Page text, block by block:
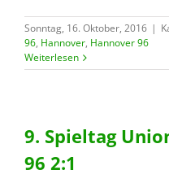
Sonntag, 16. Oktober, 2016 |
96, Hannover, Hannover 96
Weiterlesen
9. Spieltag
96 2:1